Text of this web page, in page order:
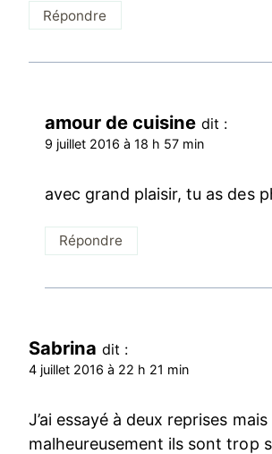
Répondre
amour de cuisine dit :
9 juillet 2016 à 18 h 57 min
avec grand plaisir, tu as des
Répondre
Sabrina dit :
4 juillet 2016 à 22 h 21 min
J’ai essayé à deux reprises mais
malheureusement ils sont trop